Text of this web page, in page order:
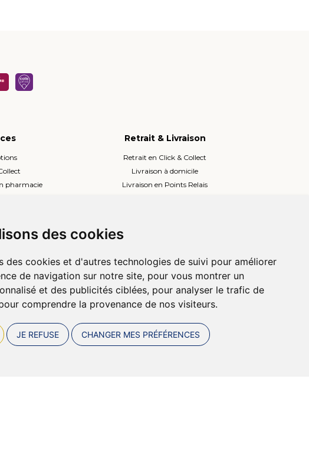
des cookies
des cookies et d'autres technologies de suivi pour améliorer
de navigation sur notre site, pour vous montrer un
et des publicités ciblées, pour analyser le trafic de
comprendre la provenance de nos visiteurs.
JE REFUSE CHANGER MES PRÉFÉRENCES
pharmacie
Retrait & Livraison
Retrait en Click & Collect
Livraison à domicile
Livraison en Points Relais